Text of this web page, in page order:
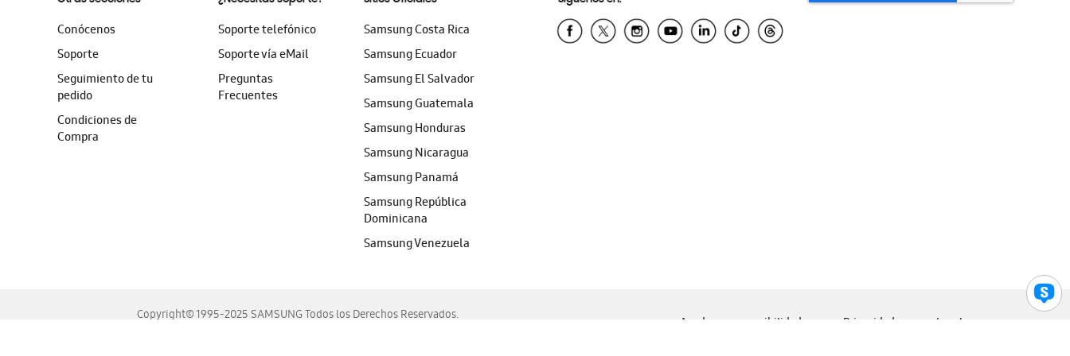
Conócenos
Soporte
Seguimiento de tu
pedido
Condiciones de
Compra
Soporte telefónico
Soporte vía eMail
Preguntas
Frecuentes
Samsung Costa Rica
Samsung Ecuador
Samsung El Salvador
Samsung Guatemala
Samsung Honduras
Samsung Nicaragua
Samsung Panamá
Samsung República
Dominicana
Samsung Venezuela
Copyright© 1995-2025 SAMSUNG Todos los Derechos Reservados.
Ayuda para accesibilidad Privacidad Legal